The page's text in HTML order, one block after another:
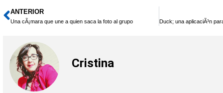
Ant
ANTERIOR
Una cÃ¡mara que une a quien saca la foto al grupo
Cristina